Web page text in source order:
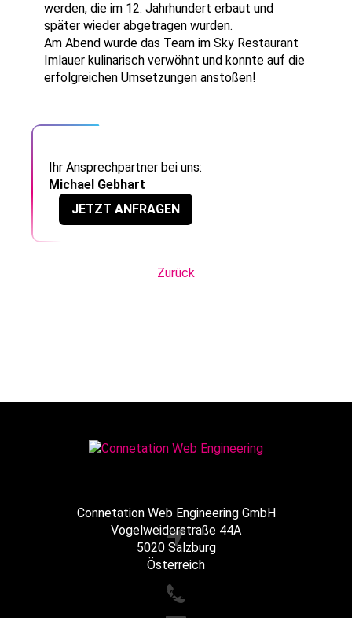
werden, die im 12. Jahrhundert erbaut und
später wieder abgetragen wurden.
Am Abend wurde das Team im Sky Restaurant
Imlauer kulinarisch verwöhnt und konnte auf die
erfolgreichen Umsetzungen anstoßen!
Ihr Ansprechpartner bei uns:
Michael Gebhart
JETZT ANFRAGEN
Zurück
Connetation Web Engineering GmbH
Vogelweiderstraße 44A
5020 Salzburg
Österreich
+43 662 216065